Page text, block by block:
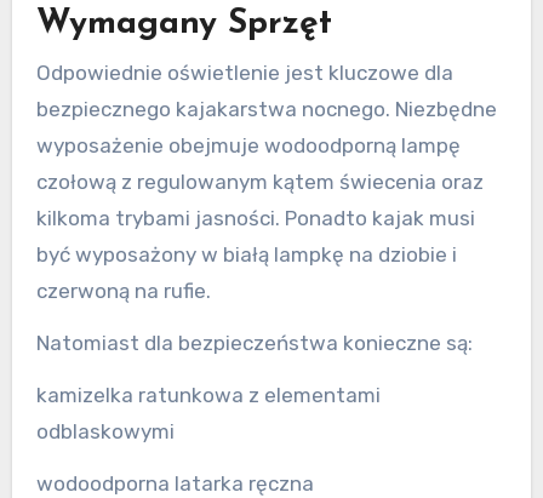
Wymagany Sprzęt
Odpowiednie oświetlenie jest kluczowe dla
bezpiecznego kajakarstwa nocnego. Niezbędne
wyposażenie obejmuje wodoodporną lampę
czołową z regulowanym kątem świecenia oraz
kilkoma trybami jasności. Ponadto kajak musi
być wyposażony w białą lampkę na dziobie i
czerwoną na rufie.
Natomiast dla bezpieczeństwa konieczne są:
kamizelka ratunkowa z elementami
odblaskowymi
wodoodporna latarka ręczna